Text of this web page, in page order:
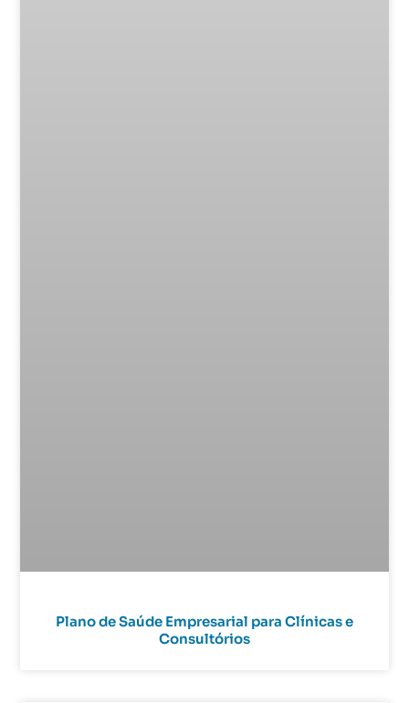
Plano de Saúde Empresarial para Clínicas e
Consultórios